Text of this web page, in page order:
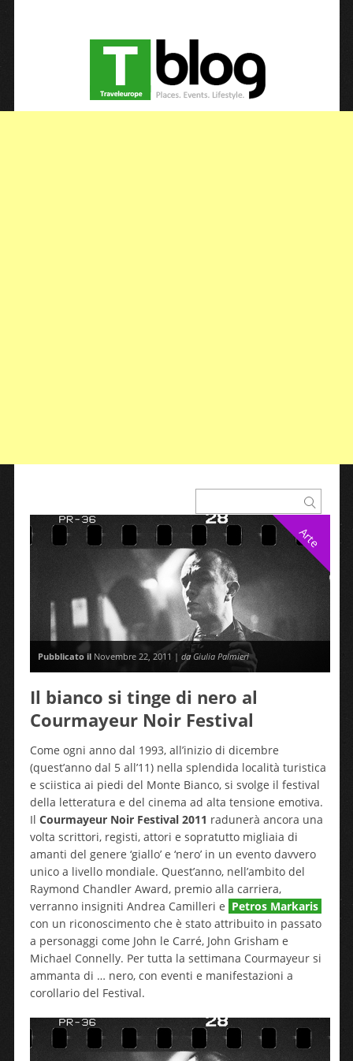
Arte
Pubblicato ilNovembre 22, 2011 | da Giulia Palmieri
Il bianco si tinge di nero al
Courmayeur Noir Festival
Come ogni anno dal 1993, all’inizio di dicembre
(quest’anno dal 5 all’11) nella splendida località turistica
e sciistica ai piedi del Monte Bianco, si svolge il festival
della letteratura e del cinema ad alta tensione emotiva.
Il Courmayeur Noir Festival 2011 radunerà ancora una
volta scrittori, registi, attori e sopratutto migliaia di
amanti del genere ‘giallo’ e ‘nero’ in un evento davvero
unico a livello mondiale. Quest’anno, nell’ambito del
Raymond Chandler Award, premio alla carriera,
verranno insigniti Andrea Camilleri e Petros Markaris
con un riconoscimento che è stato attribuito in passato
a personaggi come John le Carré, John Grisham e
Michael Connelly. Per tutta la settimana Courmayeur si
ammanta di … nero, con eventi e manifestazioni a
corollario del Festival.